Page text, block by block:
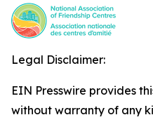
Legal Disclaimer:
EIN Presswire provides
without warranty of any